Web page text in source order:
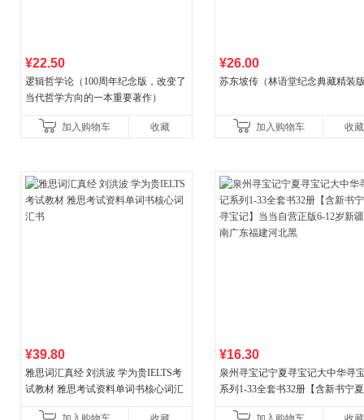
¥22.50
逻辑哲学论（100周年纪念版，改变了
当代哲学方向的一本重要著作）
加入购物车 收藏
¥26.00
苏东坡传（林语堂纪念典藏精装
加入购物车 收藏
¥39.80
雅思词汇真经 刘洪波 学为贵IELTS考
试教材 雅思考试资料单词书核心词汇
¥16.30
泉州寻宝记宁夏寻宝记大中华寻
系列1-33全套书32册【含新书宁